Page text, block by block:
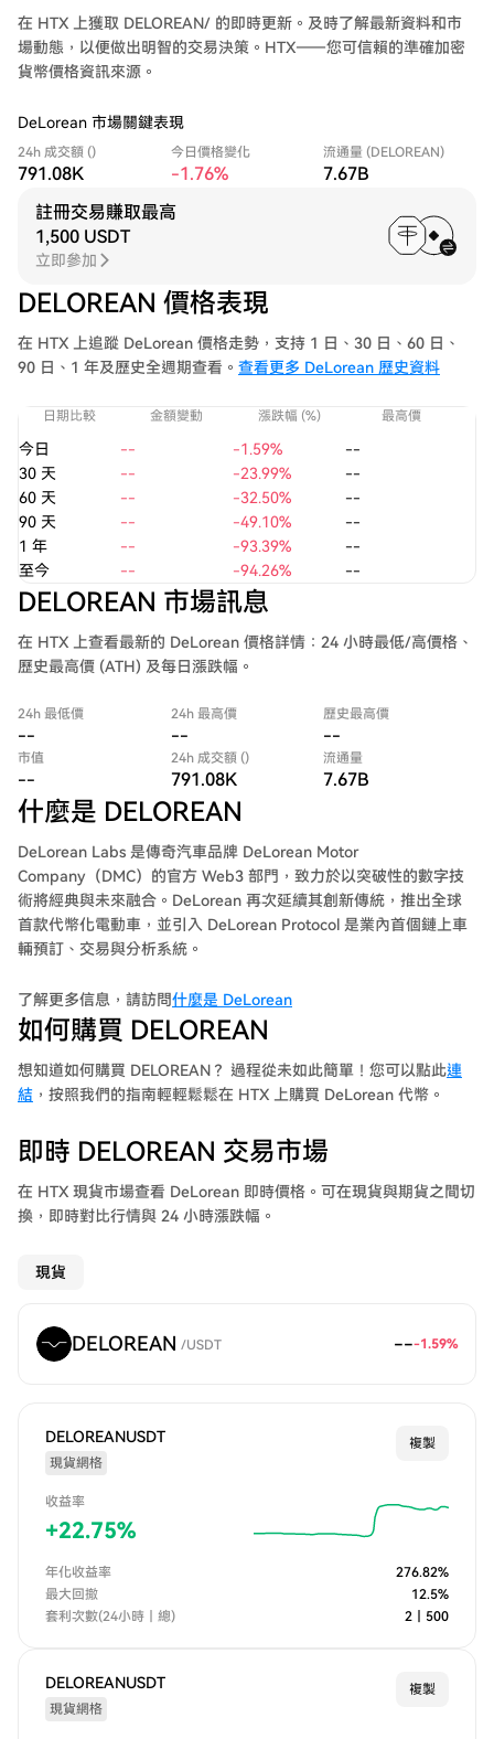
在 HTX 上獲取 DELOREAN/ 的即時更新。及時了解最新資料和市
場動態，以便做出明智的交易決策。HTX——您可信賴的準確加密
貨幣價格資訊來源。
DeLorean 市場關鍵表現
24h 成交額 ()
791.08K
今日價格變化
-1.76%
流通量 (DELOREAN)
7.67B
註冊交易賺取最高
1,500 USDT
立即參加
DELOREAN 價格表現
在 HTX 上追蹤 DeLorean 價格走勢，支持 1 日、30 日、60 日、
90 日、1 年及歷史全週期查看。 查看更多 DeLorean 歷史資料
日期比較 金額變動 漲跌幅 (%) 最高價
今日 -- -1.59%
--
30 天
-- -23.99%
--
60 天
-- -32.50%
--
90 天
-- -49.10%
--
1 年
-- -93.39%
--
至今
-- -94.26% --
DELOREAN 市場訊息
在 HTX 上查看最新的 DeLorean 價格詳情：24 小時最低/高價格、
歷史最高價 (ATH) 及每日漲跌幅。
24h 最低價
--
24h 最高價
--
歷史最高價
--
市值
--
24h 成交額 ()
791.08K
流通量
7.67B
什麼是 DELOREAN
DeLorean Labs 是傳奇汽車品牌 DeLorean Motor
Company（DMC）的官方 Web3 部門，致力於以突破性的數字技
術將經典與未來融合。DeLorean 再次延續其創新傳統，推出全球
首款代幣化電動車，並引入 DeLorean Protocol 是業內首個鏈上車
輛預訂、交易與分析系統。
了解更多信息，請訪問什麼是 DeLorean
如何購買 DELOREAN
想知道如何購買 DELOREAN？ 過程從未如此簡單！您可以點此連
結 ，按照我們的指南輕輕鬆鬆在 HTX 上購買 DeLorean 代幣。
即時 DELOREAN 交易市場
在 HTX 現貨市場查看 DeLorean 即時價格。可在現貨與期貨之間切
換，即時對比行情與 24 小時漲跌幅。
現貨
DELOREAN /USDT ---1.59%
DELOREANUSDT
現貨網格
複製
收益率
+22.75%
年化收益率 276.82%
最大回撤
12.5%
套利次數(24小時｜總)
2 500
DELOREANUSDT
現貨網格
複製